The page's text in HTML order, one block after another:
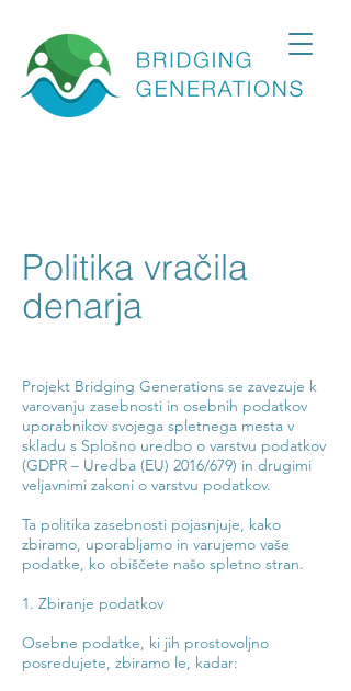
Politika vračila
denarja
Projekt Bridging Generations se zavezuje k
varovanju zasebnosti in osebnih podatkov
uporabnikov svojega spletnega mesta v
skladu s Splošno uredbo o varstvu podatkov
(GDPR – Uredba (EU) 2016/679) in drugimi
veljavnimi zakoni o varstvu podatkov.
Ta politika zasebnosti pojasnjuje, kako
zbiramo, uporabljamo in varujemo vaše
podatke, ko obiščete našo spletno stran.
1. Zbiranje podatkov
Osebne podatke, ki jih prostovoljno
posredujete, zbiramo le, kadar: